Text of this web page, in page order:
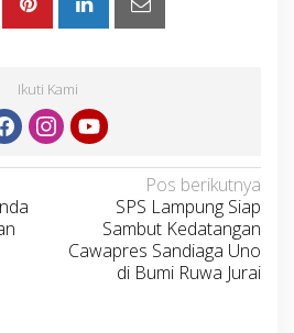
Ikuti Kami
Pos berikutnya
SPS Lampung Siap
Sambut Kedatangan
Cawapres Sandiaga Uno
di Bumi Ruwa Jurai